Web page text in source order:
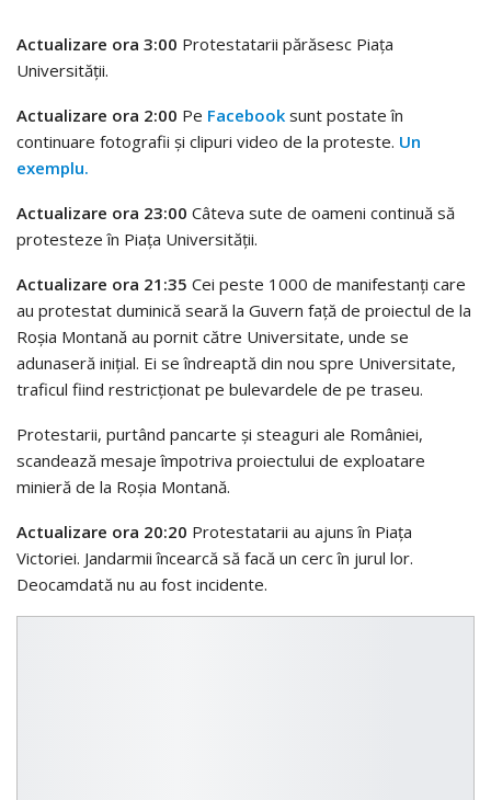
Actualizare ora 3:00 Protestatarii părăsesc Piaţa
Universităţii.
Actualizare ora 2:00 Pe Facebook sunt postate în
continuare fotografii şi clipuri video de la proteste. Un
exemplu.
Actualizare ora 23:00 Câteva sute de oameni continuă să
protesteze în Piața Universității.
Actualizare ora 21:35 Cei peste 1000 de manifestanţi care
au protestat duminică seară la Guvern faţă de proiectul de la
Roşia Montană au pornit către Universitate, unde se
adunaseră iniţial. Ei se îndreaptă din nou spre Universitate,
traficul fiind restricţionat pe bulevardele de pe traseu.
Protestarii, purtând pancarte şi steaguri ale României,
scandează mesaje împotriva proiectului de exploatare
minieră de la Roşia Montană.
Actualizare ora 20:20 Protestatarii au ajuns în Piața
Victoriei. Jandarmii încearcă să facă un cerc în jurul lor.
Deocamdată nu au fost incidente.